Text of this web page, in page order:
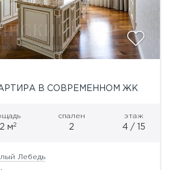
В СОВРЕМЕННОМ ЖК
м2
спален
2
этаж
4 / 15
Лебедь